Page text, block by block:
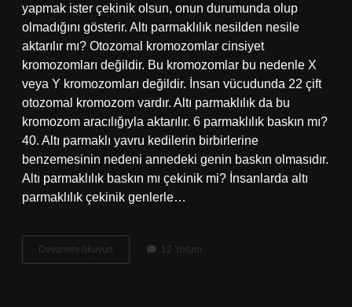
yapmak ister çekinik olsun, onun durumunda olup
olmadığını gösterir. Altı parmaklılık nesilden nesile
aktarılır mı? Otozomal kromozomlar cinsiyet
kromozomları değildir. Bu kromozomlar bu nedenle X
veya Y kromozomları değildir. İnsan vücudunda 22 çift
otozomal kromozom vardır. Altı parmaklılık da bu
kromozom aracılığıyla aktarılır. 6 parmaklılık baskın mı?
40. Altı parmaklı yavru kedilerin birbirlerine
benzemesinin nedeni annedeki genin baskın olmasıdır.
Altı parmaklılık baskın mı çekinik mi? İnsanlarda altı
parmaklılık çekinik genlerle…
Devamını okuyun
Parmaklılık
12 Yorum